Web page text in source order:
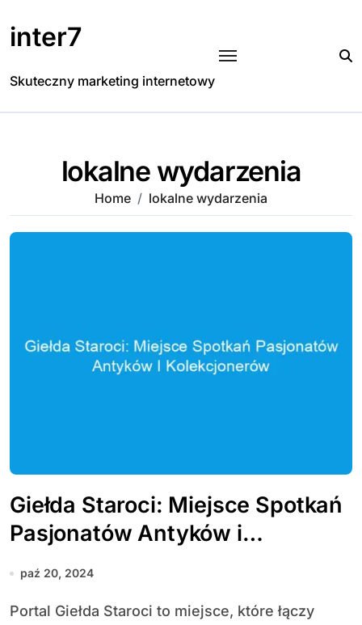
to
content
inter7
Skuteczny marketing internetowy
lokalne wydarzenia
Home lokalne wydarzenia
Giełda Staroci: Miejsce Spotkań
Pasjonatów Antyków i
Kolekcjonerów
paź 20, 2024
Portal Giełda Staroci to miejsce, które łączy